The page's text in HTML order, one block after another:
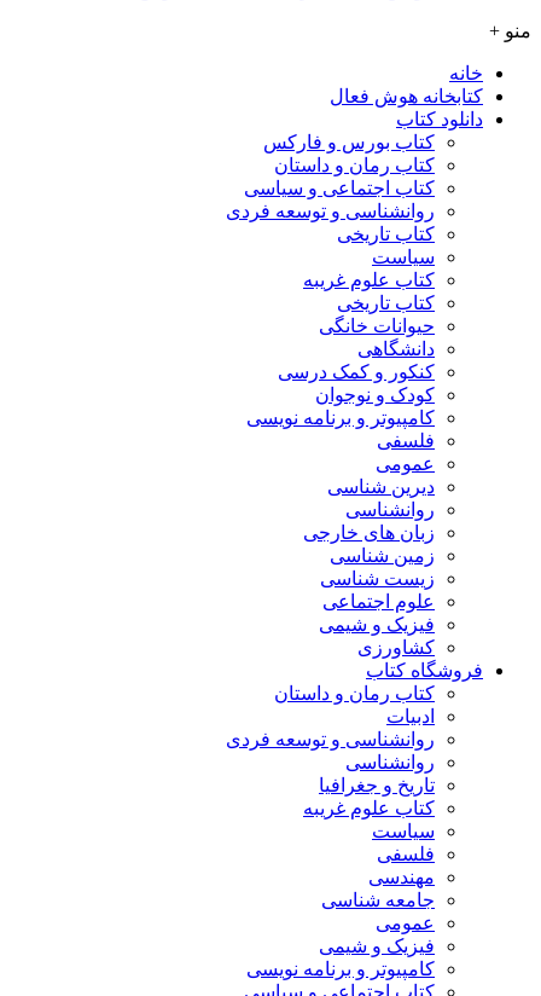
منو +
خانه
کتابخانه هوش فعال
دانلود کتاب
کتاب بورس و فارکس
کتاب رمان و داستان
کتاب اجتماعی و سیاسی
روانشناسی و توسعه فردی
کتاب تاریخی
سیاست
کتاب علوم غریبه
کتاب تاریخی
حیوانات خانگی
دانشگاهی
کنکور و کمک‌ درسی
کودک و نوجوان
کامپیوتر و برنامه نویسی
فلسفی
عمومی
دیرین شناسی
روانشناسی
زبان های خارجی
زمین شناسی
زیست شناسی
علوم اجتماعی
فیزیک و شیمی
کشاورزی
فروشگاه کتاب
کتاب رمان و داستان
ادبیات
روانشناسی و توسعه فردی
روانشناسی
تاریخ و جغرافیا
کتاب علوم غریبه
سیاست
فلسفی
مهندسی
جامعه شناسی
عمومی
فیزیک و شیمی
کامپیوتر و برنامه نویسی
کتاب اجتماعی و سیاسی